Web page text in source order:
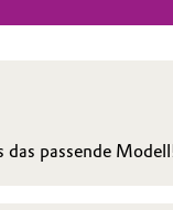
passende